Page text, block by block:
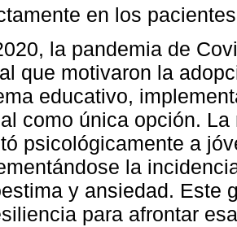
en los
la pandemia de
que motivaron la
educativo,
como única opción.
psicológicamente a
la
y ansiedad. Este
para afrontar